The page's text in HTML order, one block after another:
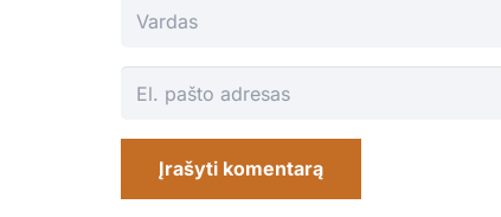
Įrašyti komentarą